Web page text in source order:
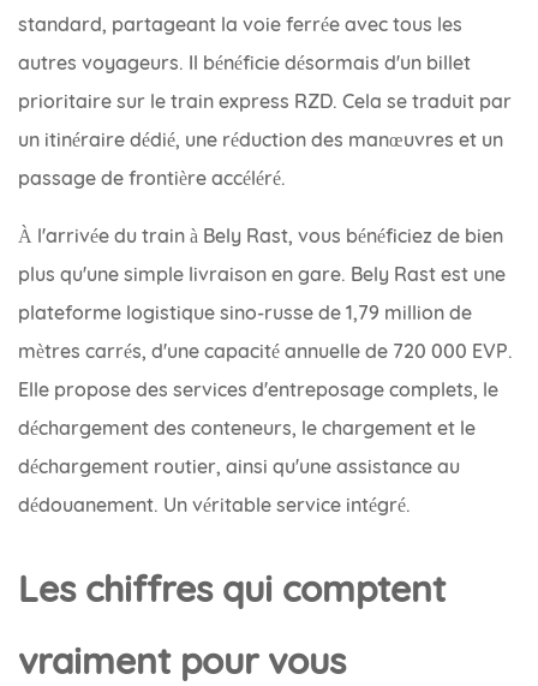
standard, partageant la voie ferrée avec tous les
autres voyageurs. Il bénéficie désormais d'un billet
prioritaire sur le train express RZD. Cela se traduit par
un itinéraire dédié, une réduction des manœuvres et un
passage de frontière accéléré.
À l'arrivée du train à Bely Rast, vous bénéficiez de bien
plus qu'une simple livraison en gare. Bely Rast est une
plateforme logistique sino-russe de 1,79 million de
mètres carrés, d'une capacité annuelle de 720 000 EVP.
Elle propose des services d'entreposage complets, le
déchargement des conteneurs, le chargement et le
déchargement routier, ainsi qu'une assistance au
dédouanement. Un véritable service intégré.
Les chiffres qui comptent
vraiment pour vous